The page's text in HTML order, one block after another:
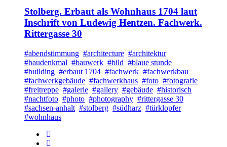
Stolberg. Erbaut als Wohnhaus 1704 laut
Inschrift von Ludewig Hentzen. Fachwerk.
Rittergasse 30
#abendstimmung #architecture #architektur
#baudenkmal #bauwerk #bild #blaue stunde
#building #erbaut 1704 #fachwerk #fachwerkbau
#fachwerkgebäude #fachwerkhaus #foto #fotografie
#freitreppe #galerie #gallery #gebäude #historisch
#nachtfoto #photo #photography #rittergasse 30
#sachsen-anhalt #stolberg #südharz #türklopfer
#wohnhaus